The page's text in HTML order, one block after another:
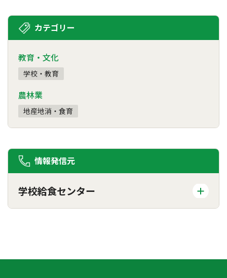
カテゴリー
教育・文化
学校・教育
農林業
地産地消・食育
情報発信元
学校給食センター